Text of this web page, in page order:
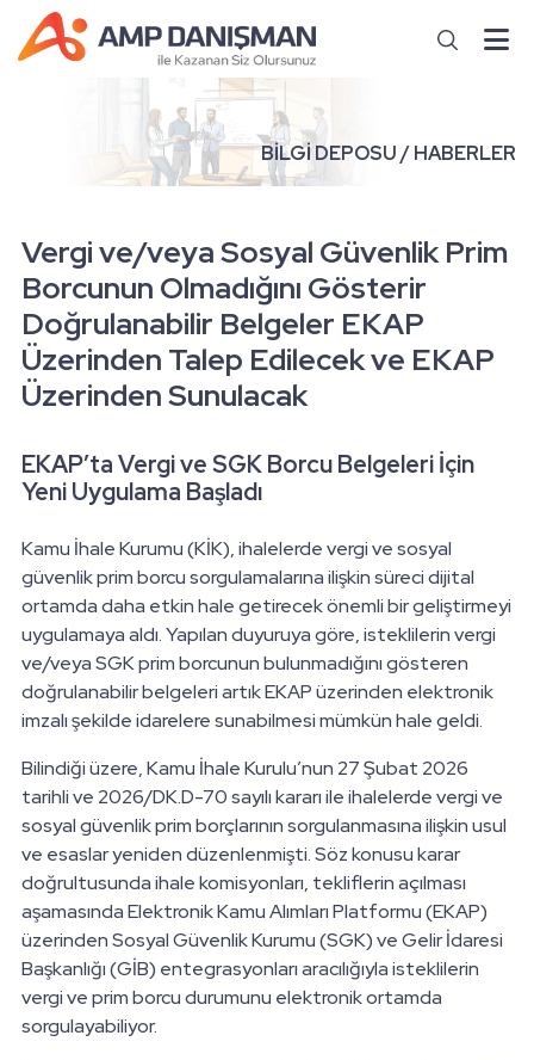
BİLGİ DEPOSU / HABERLER
Vergi ve/veya Sosyal Güvenlik Prim
Borcunun Olmadığını Gösterir
Doğrulanabilir Belgeler EKAP
Üzerinden Talep Edilecek ve EKAP
Üzerinden Sunulacak
EKAP’ta Vergi ve SGK Borcu Belgeleri İçin
Yeni Uygulama Başladı
Kamu İhale Kurumu (KİK), ihalelerde vergi ve sosyal
güvenlik prim borcu sorgulamalarına ilişkin süreci dijital
ortamda daha etkin hale getirecek önemli bir geliştirmeyi
uygulamaya aldı. Yapılan duyuruya göre, isteklilerin vergi
ve/veya SGK prim borcunun bulunmadığını gösteren
doğrulanabilir belgeleri artık EKAP üzerinden elektronik
imzalı şekilde idarelere sunabilmesi mümkün hale geldi.
Bilindiği üzere, Kamu İhale Kurulu’nun 27 Şubat 2026
tarihli ve 2026/DK.D-70 sayılı kararı ile ihalelerde vergi ve
sosyal güvenlik prim borçlarının sorgulanmasına ilişkin usul
ve esaslar yeniden düzenlenmişti. Söz konusu karar
doğrultusunda ihale komisyonları, tekliflerin açılması
aşamasında Elektronik Kamu Alımları Platformu (EKAP)
üzerinden Sosyal Güvenlik Kurumu (SGK) ve Gelir İdaresi
Başkanlığı (GİB) entegrasyonları aracılığıyla isteklilerin
vergi ve prim borcu durumunu elektronik ortamda
sorgulayabiliyor.